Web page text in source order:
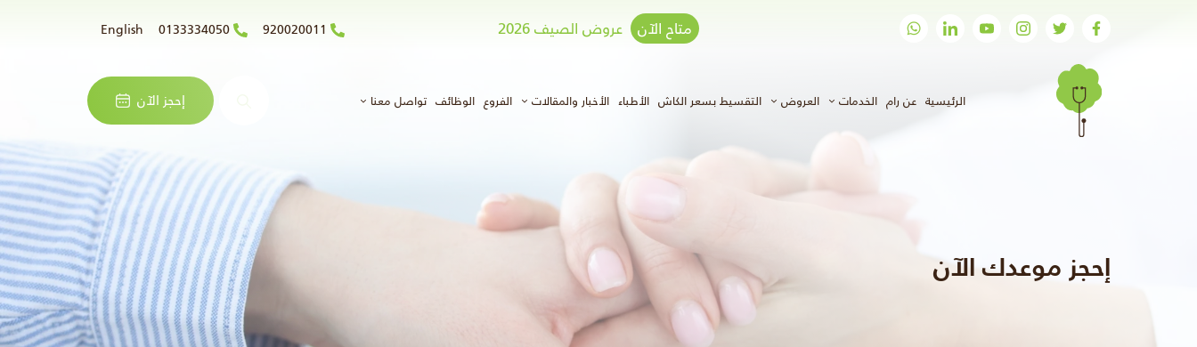
متاح الآن عروض الصيف 2026 920020011
0133334050
English
الرئيسية(الحالي)
عن رام الخدمات العروض التقسيط بسعر الكاش الأطباء الأخبار والمقالات الفروع الوظائف تواصل معنا إحجز الآن
إحجز موعدك الآن